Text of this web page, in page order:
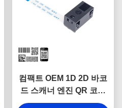
컴팩트 OEM 1D 2D 바코
드 스캐너 엔진 QR 코드
리더 모듈 0.3MP 픽셀